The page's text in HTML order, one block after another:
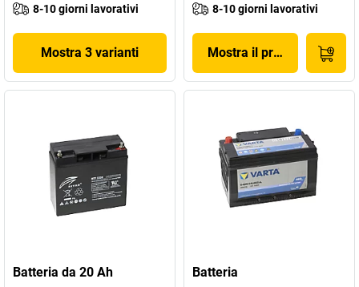
8-10 giorni lavorativi
Mostra 3 varianti
8-10 giorni lavorativi
Mostra il prodotto
Batteria da 20 Ah Batteria